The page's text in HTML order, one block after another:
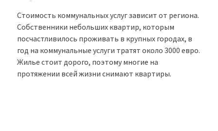
Стоимость коммунальных услуг зависит от региона.
Собственники небольших квартир, которым
посчастливилось проживать в крупных городах, в
год на коммунальные услуги тратят около 3000 евро.
Жилье стоит дорого, поэтому многие на
протяжении всей жизни снимают квартиры.